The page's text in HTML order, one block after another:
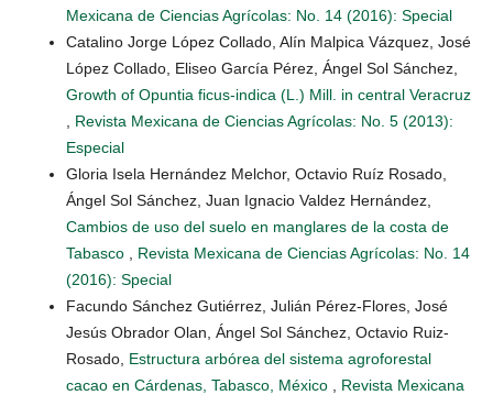
Mexicana de Ciencias Agrícolas: No. 14 (2016): Special
Catalino Jorge López Collado, Alín Malpica Vázquez, José
López Collado, Eliseo García Pérez, Ángel Sol Sánchez,
Growth of Opuntia ficus-indica (L.) Mill. in central Veracruz
Revista Mexicana de Ciencias Agrícolas: No. 5 (2013):
Especial
Gloria Isela Hernández Melchor, Octavio Ruíz Rosado,
Ángel Sol Sánchez, Juan Ignacio Valdez Hernández,
Cambios de uso del suelo en manglares de la costa de
Tabasco
Revista Mexicana de Ciencias Agrícolas: No. 14
(2016): Special
Facundo Sánchez Gutiérrez, Julián Pérez-Flores, José
Jesús Obrador Olan, Ángel Sol Sánchez, Octavio Ruiz-
Rosado, Estructura arbórea del sistema agroforestal
cacao en Cárdenas, Tabasco, México
Revista Mexicana